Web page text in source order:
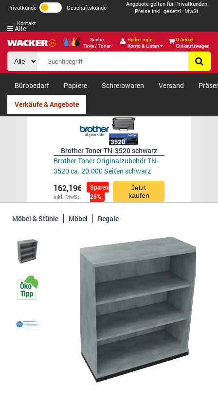
Privatkunde Geschäftskunde
Angebote gelten für Privatkunden.
Preise inkl. gesetzl. MwSt.
Kontakt
Suche
Tinte / Toner
Hello Login
Konto & Listen
0 Artikel
Einkaufswagen
Alle
Bürobedarf Papiere Schreibwaren Versand
Verkäufe & Angebote
Brother Toner TN-3520 schwarz
Brother Toner Originalzubehör TN-
3520 ca. 20.000 Seiten schwarz
162,19€
inkl. MwSt.
Sparen
25%
Jetzt
kaufen
Möbel & Stühle Möbel Regale